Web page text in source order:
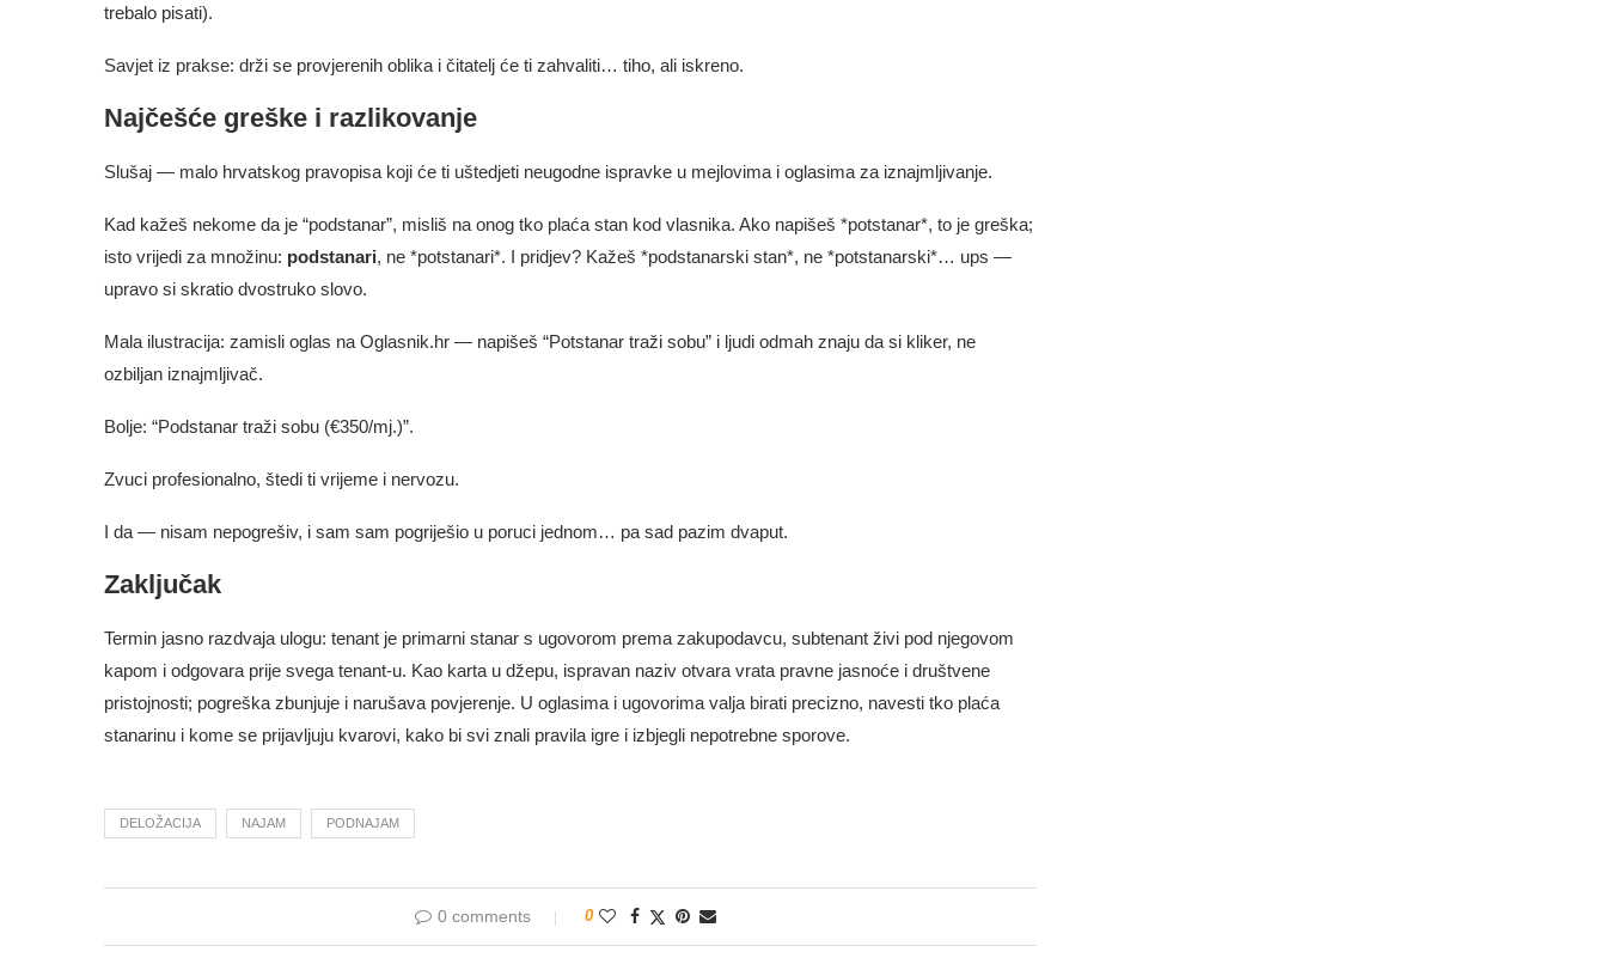
trebalo pisati).
Savjet iz prakse: drži se provjerenih oblika i čitatelj će ti zahvaliti… tiho, ali iskreno.
Najčešće greške i razlikovanje
Slušaj — malo hrvatskog pravopisa koji će ti uštedjeti neugodne ispravke u mejlovima i oglasima za iznajmljivanje.
Kad kažeš nekome da je “podstanar”, misliš na onog tko plaća stan kod vlasnika. Ako napišeš *potstanar*, to je greška;
isto vrijedi za množinu: podstanari, ne *potstanari*. I pridjev? Kažeš *podstanarski stan*, ne *potstanarski*… ups —
upravo si skratio dvostruko slovo.
Mala ilustracija: zamisli oglas na Oglasnik.hr — napišeš “Potstanar traži sobu” i ljudi odmah znaju da si kliker, ne
ozbiljan iznajmljivač.
Bolje: “Podstanar traži sobu (€350/mj.)”.
Zvuci profesionalno, štedi ti vrijeme i nervozu.
I da — nisam nepogrešiv, i sam sam pogriješio u poruci jednom… pa sad pazim dvaput.
Zaključak
Termin jasno razdvaja ulogu: tenant je primarni stanar s ugovorom prema zakupodavcu, subtenant živi pod njegovom
kapom i odgovara prije svega tenant‑u. Kao karta u džepu, ispravan naziv otvara vrata pravne jasnoće i društvene
pristojnosti; pogreška zbunjuje i narušava povjerenje. U oglasima i ugovorima valja birati precizno, navesti tko plaća
stanarinu i kome se prijavljuju kvarovi, kako bi svi znali pravila igre i izbjegli nepotrebne sporove.
DELOŽACIJA NAJAM PODNAJAM
0 comments 0